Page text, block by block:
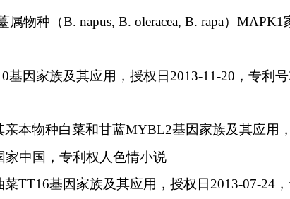
属物种（B. napus, B. oleracea, B. rapa）MAPK1
基因家族及其应用，授权日 2013-11-20 ，专利号
本物种白菜和甘蓝MYBL2基因家族及其应用
家中国，专利权人色情小说
菜TT16基因家族及其应用，授权日2013-07-24